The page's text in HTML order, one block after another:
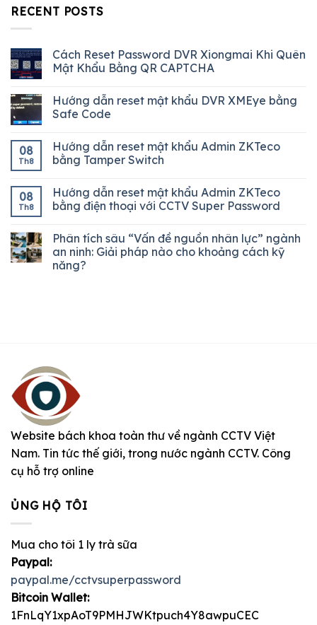
RECENT POSTS
Cách Reset Password DVR Xiongmai Khi Quên
Mật Khẩu Bằng QR CAPTCHA
Hướng dẫn reset mật khẩu DVR XMEye bằng
Safe Code
08
Th8
Hướng dẫn reset mật khẩu Admin ZKTeco
bằng Tamper Switch
08
Th8
Hướng dẫn reset mật khẩu Admin ZKTeco
bằng điện thoại với CCTV Super Password
Phân tích sâu “Vấn đề nguồn nhân lực” ngành
an ninh: Giải pháp nào cho khoảng cách kỹ
năng?
Website bách khoa toàn thư về ngành CCTV Việt
Nam. Tin tức thế giới, trong nước ngành CCTV. Công
cụ hỗ trợ online
ỦNG HỘ TÔI
Mua cho tôi 1 ly trà sữa
Paypal:
paypal.me/cctvsuperpassword
Bitcoin Wallet:
1FnLqY1xpAoT9PMHJWKtpuch4Y8awpuCEC